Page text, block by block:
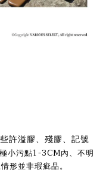
許溢膠、殘膠、記號
小污點1-3CM內、不明
形並非瑕疵品。